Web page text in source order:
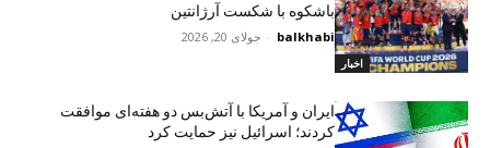
اخبار
باشکوه با شکست آرژانتین
balkhabi
- جولای 20, 2026
ایران و آمریکا با آتش‌بس دو هفته‌ای موافقت
کردند؛ اسرائیل نیز حمایت کرد